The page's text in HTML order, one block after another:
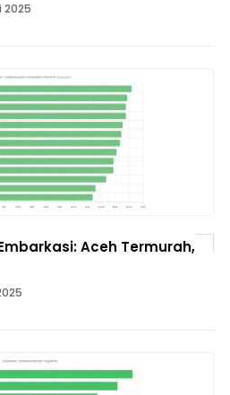
2025
Aceh Termurah,